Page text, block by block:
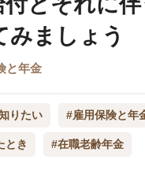
みましょう
と年金
りたい #雇用保険と年
とき #在職老齢年金